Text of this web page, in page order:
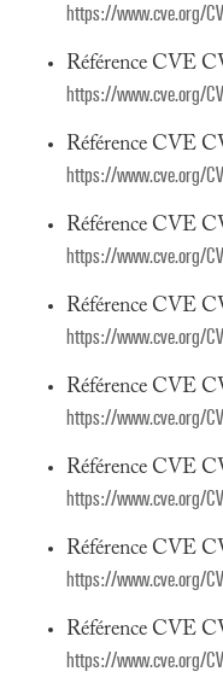
https://www.cve.org/
Référence CVE
https://www.cve.org/
Référence CVE
https://www.cve.org/
Référence CVE
https://www.cve.org/
Référence CVE
https://www.cve.org/
Référence CVE
https://www.cve.org/
Référence CVE
https://www.cve.org/
Référence CVE
https://www.cve.org/
Référence CVE
https://www.cve.org/